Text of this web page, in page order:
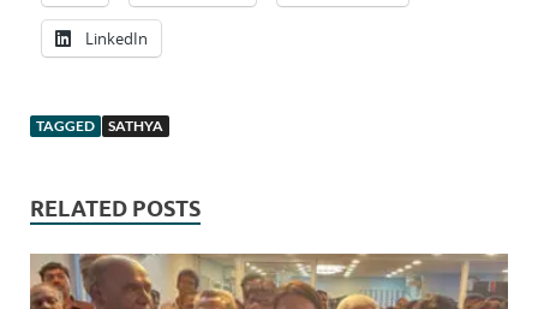
LinkedIn
TAGGED SATHYA
RELATED POSTS